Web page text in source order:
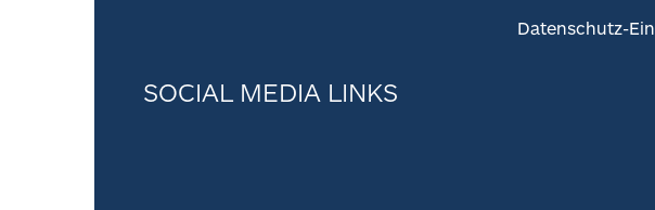
Datenschutz-
SOCIAL MEDIA LINKS